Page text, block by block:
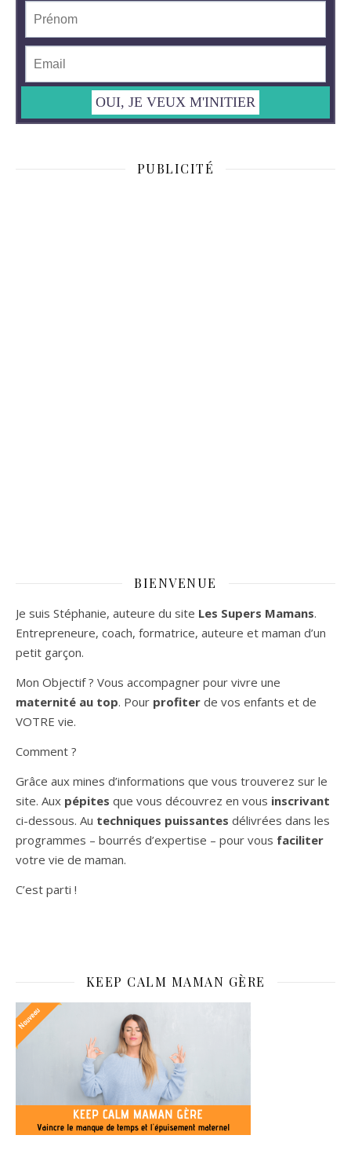
PUBLICITÉ
BIENVENUE
Je suis Stéphanie, auteure du site Les Supers Mamans.
Entrepreneure, coach, formatrice, auteure et maman d’un
petit garçon.
Mon Objectif ? Vous accompagner pour vivre une
maternité au top. Pour profiter de vos enfants et de
VOTRE vie.
Comment ?
Grâce aux mines d’informations que vous trouverez sur le
site. Aux pépites que vous découvrez en vous inscrivant
ci-dessous. Au techniques puissantes délivrées dans les
programmes – bourrés d’expertise – pour vous faciliter
votre vie de maman.
C’est parti !
KEEP CALM MAMAN GÈRE